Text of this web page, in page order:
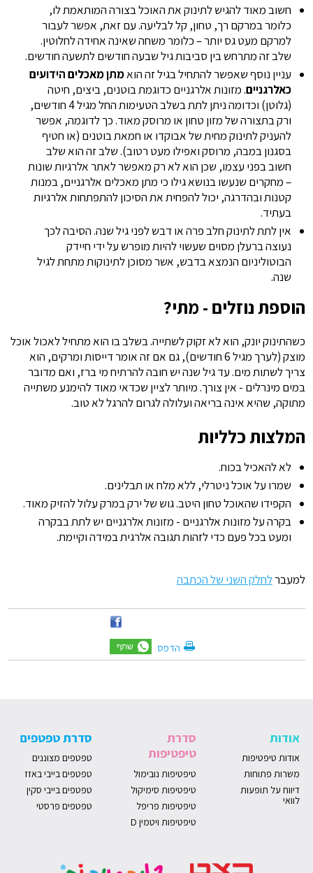
חשוב מאוד להגיש לתינוק את האוכל בצורה המותאמת לו,
כלומר במרקם רך, טחון, קל לבליעה. עם זאת, אפשר לעבור
למרקם מעט גס יותר – כלומר משחה שאינה אחידה לחלוטין.
שלב זה מתרחש בין סביבות גיל שבעה חודשים לתשעה חודשים.
עניין נוסף שאפשר להתחיל בגיל זה הואמתן מאכלים הידועים
כאלרגניים. מזונות אלרגניים כדוגמת בוטנים, ביצים, חיטה
(גלוטן) וכדומה ניתן לתת בשלב הטעימות החל מגיל 4 חודשים,
ורק בתצורה של מזון טחון או מרוסק מאוד. כך לדוגמה, אפשר
להעניק לתינוק מחית של אבוקדו או חמאת בוטנים (או חטיף
בסגנון במבה, מרוסק ואפילו מעט רטוב). שלב זה הוא שלב
חשוב בפני עצמו, שכן הוא לא רק מאפשר לאתר אלרגיות שונות
– מחקרים שנעשו בנושא גילו כי מתן מאכלים אלרגניים, במנות
קטנות ובהדרגה, יכול להפחית את הסיכון להתפתחות אלרגיות
בעתיד.
אין לתת לתינוק חלב פרה או דבש לפני גיל שנה. הסיבה לכך
נעוצה ברעלן מסוים שעשוי להיות מופרש על ידי חיידק
הבוטוליניום הנמצא בדבש, אשר מסוכן לתינוקות מתחת לגיל
שנה.
הוספת נוזלים - מתי?
כשהתינוק יונק, הוא לא זקוק לשתייה. בשלב בו הוא מתחיל לאכול אוכל
מוצק (לערך מגיל 6 חודשים), גם אם זה אומר דייסות ומרקים, הוא
צריך לשתות מים. עד גיל שנה יש חובה להרתיח מי ברז, ואם מדובר
במים מינרלים - אין צורך. מיותר לציין שכדאי מאוד להימנע משתייה
מתוקה, שהיא אינה בריאה ועלולה לגרום להרגל לא טוב.
המלצות כלליות
לא להאכיל בכוח.
שמרו על אוכל ניטרלי, ללא מלח או תבלינים.
הקפידו שהאוכל טחון היטב. גוש של ירק במרק עלול להזיק מאוד.
בקרה על מזונות אלרגניים - מזונות אלרגניים יש לתת בבקרה
ומעט בכל פעם כדי לזהות תגובה אלרגית במידה וקיימת.
למעברלחלק השני של הכתבה
הדפס
אודות
אודות טיפטיפות
משרות פתוחות
דיווח על תופעות
לוואי
סדרת
טיפטיפות
טיפטיפות נובימול
טיפטיפות סימיקול
טיפטיפות פריפל
טיפטיפות ויטמין D
סדרת טפטפים
טפטפים מצוננים
טפטפים בייבי באזז
טפטפים בייבי סקין
טפטפים פרסטי